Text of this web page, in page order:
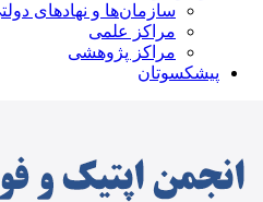
سازمان‌ها و نهادهای دولتی
مراکز علمی
مراکز پژوهشی
پیشکسوتان